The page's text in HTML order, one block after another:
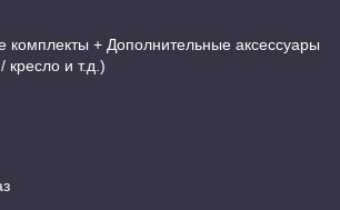
комплекты + Дополнительные аксессуары
кресло и т.д.)